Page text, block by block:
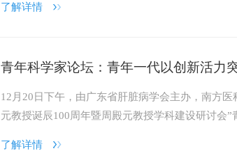
了解详情
青年科学家论坛：青年一代以创新活力
12月20日下午，由广东省肝脏病学会主办，南方
元教授诞辰100周年暨周殿元教授学科建设研讨会”
了解详情